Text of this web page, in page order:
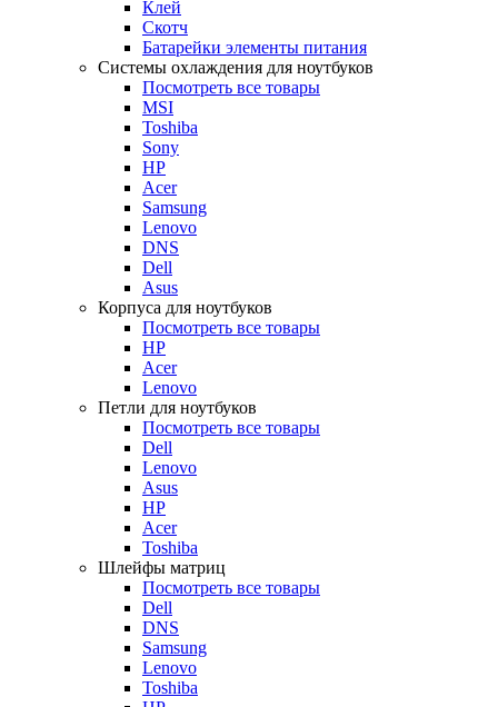
Клей
Скотч
Батарейки элементы питания
Системы охлаждения для ноутбуков
Посмотреть все товары
MSI
Toshiba
Sony
HP
Acer
Samsung
Lenovo
DNS
Dell
Asus
Корпуса для ноутбуков
Посмотреть все товары
HP
Acer
Lenovo
Петли для ноутбуков
Посмотреть все товары
Dell
Lenovo
Asus
HP
Acer
Toshiba
Шлейфы матриц
Посмотреть все товары
Dell
DNS
Samsung
Lenovo
Toshiba